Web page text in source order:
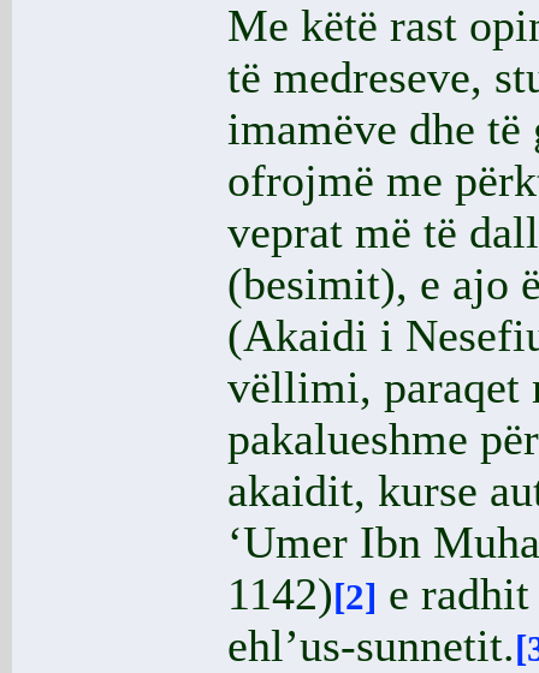
Me këtë rast
të medreseve,
imamëve dhe të
ofrojmë me
veprat më të
(besimit), e ajo
(Akaidi i
vëllimi, paraqet
pakalueshme
akaidit, kurse
‘Umer Ibn
1142)[2] e
ehl’us-sunnetit.